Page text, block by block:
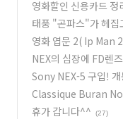
영화할인 신용카드
태풍 "곤파스"가 헤집
길... (23)
영화 엽문 2( Ip Man
NEX의 심장에 FD렌
소개기) (11)
Sony NEX-5 구입!
세점에서 겟!^^) (31)
Classique Buran
옥션표 시계) (19)
휴가 갑니다^^ (27)